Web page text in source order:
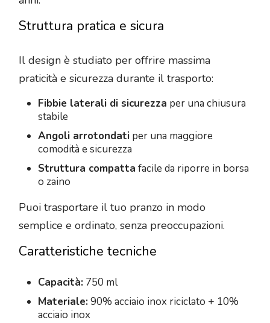
Struttura pratica e sicura
Il design è studiato per offrire massima
praticità e sicurezza durante il trasporto:
Fibbie laterali di sicurezza per una chiusura
stabile
Angoli arrotondati per una maggiore
comodità e sicurezza
Struttura compatta facile da riporre in borsa
o zaino
Puoi trasportare il tuo pranzo in modo
semplice e ordinato, senza preoccupazioni.
Caratteristiche tecniche
Capacità: 750 ml
Materiale: 90% acciaio inox riciclato + 10%
acciaio inox